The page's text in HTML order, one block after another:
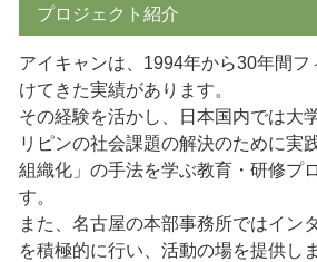
プロジェクト紹介
アイキャンは、1994年から30年間
けてきた実績があります。
その経験を活かし、日本国内では大
リピンの社会課題の解決のために実
組織化」の手法を学ぶ教育・研修プ
す。
また、名古屋の本部事務所ではイン
を積極的に行い、活動の場を提供しま